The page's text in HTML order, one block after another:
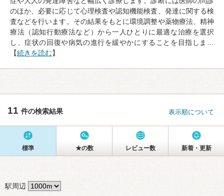
のほか、必要に応じて心理検査や認知機能検査、発達に関する検
査などを行います。その結果をもとに環境調整や薬物療法、精神
療法（認知行動療法など）から一人ひとりに最適な治療を選択
し、症状の回復や病気の進行を緩やかにすることを目指しま…
【続きを読む】
11 件の検索結果 表示順について
標準 ★の数 レビュー数 新着・更新
駅周辺